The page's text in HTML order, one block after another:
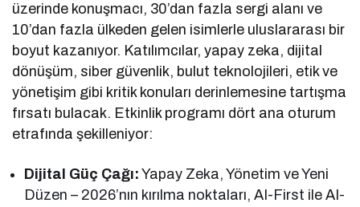
üzerinde konuşmacı, 30’dan fazla sergi alanı ve
10’dan fazla ülkeden gelen isimlerle uluslararası bir
boyut kazanıyor. Katılımcılar, yapay zeka, dijital
dönüşüm, siber güvenlik, bulut teknolojileri, etik ve
yönetişim gibi kritik konuları derinlemesine tartışma
fırsatı bulacak. Etkinlik programı dört ana oturum
etrafında şekilleniyor:
Dijital Güç Çağı: Yapay Zeka, Yönetim ve Yeni
Düzen – 2026’nın kırılma noktaları, AI-First ile AI-